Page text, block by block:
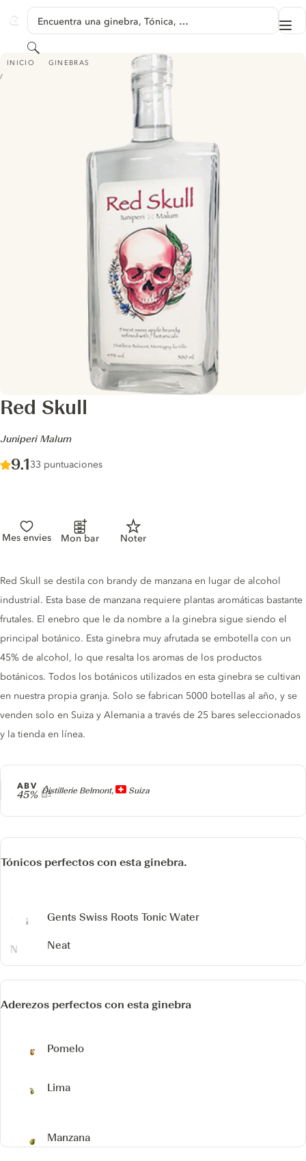
GINVENTORY
Encuentra una ginebra, Tónica, …
Buscar
INICIO GINEBRAS
RED SKULL - JUNIPERI MALUM
Red Skull
-
Juniperi Malum
Score :
9.1/ 10
33 puntuaciones
Mes envies Mon bar Noter
Producer
Distillerie Belmont, Suiza
ABV
45%
Gin description
Red Skull se destila con brandy de manzana en lugar de alcohol
industrial. Esta base de manzana requiere plantas aromáticas bastante
frutales. El enebro que le da nombre a la ginebra sigue siendo el
principal botánico. Esta ginebra muy afrutada se embotella con un
45% de alcohol, lo que resalta los aromas de los productos
botánicos. Todos los botánicos utilizados en esta ginebra se cultivan
en nuestra propia granja. Solo se fabrican 5000 botellas al año, y se
venden solo en Suiza y Alemania a través de 25 bares seleccionados
y la tienda en línea.
Tónicos perfectos con esta ginebra.
Gents Swiss Roots Tonic Water
Neat
Aderezos perfectos con esta ginebra
Pomelo
Lima
Manzana